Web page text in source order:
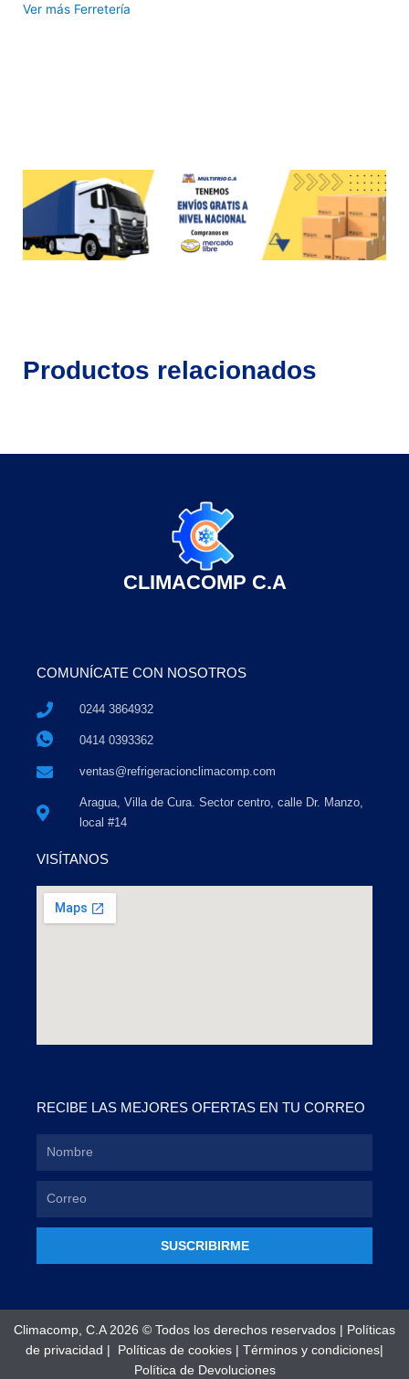
Ver más Ferretería
Productos relacionados
CLIMACOMP C.A
COMUNÍCATE CON NOSOTROS
0244 3864932
0414 0393362
ventas@refrigeracionclimacomp.com
Aragua, Villa de Cura. Sector centro, calle Dr. Manzo,
local #14
VISÍTANOS
RECIBE LAS MEJORES OFERTAS EN TU CORREO
SUSCRIBIRME
Climacomp, C.A 2026 © Todos los derechos reservados | Políticas
de privacidad | Políticas de cookies | Términos y condiciones|
Política de Devoluciones